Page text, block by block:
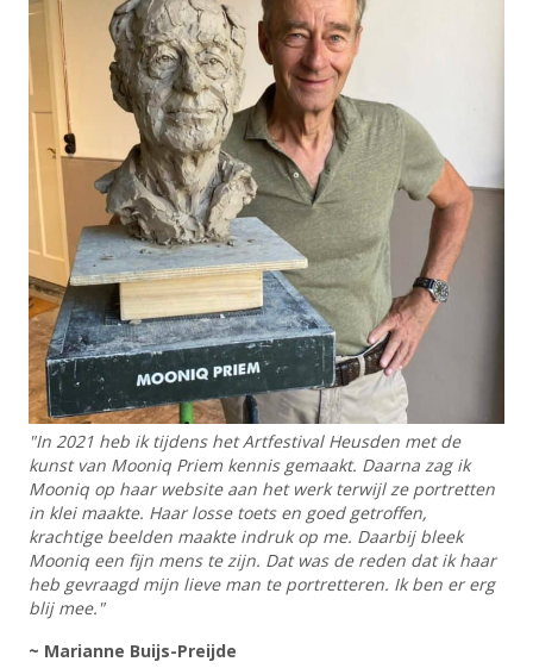
"In 2021 heb ik tijdens het Artfestival Heusden met de
kunst van Mooniq Priem kennis gemaakt. Daarna zag ik
Mooniq op haar website aan het werk terwijl ze portretten
in klei maakte. Haar losse toets en goed getroffen,
krachtige beelden maakte indruk op me. Daarbij bleek
Mooniq een fijn mens te zijn. Dat was de reden dat ik haar
heb gevraagd mijn lieve man te portretteren. Ik ben er erg
blij mee."
~ Marianne Buijs-Preijde